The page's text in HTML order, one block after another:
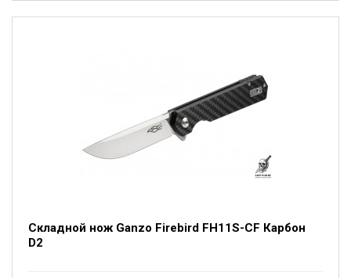
Складной нож Ganzo Firebird FH11S-CF Карбон
D2